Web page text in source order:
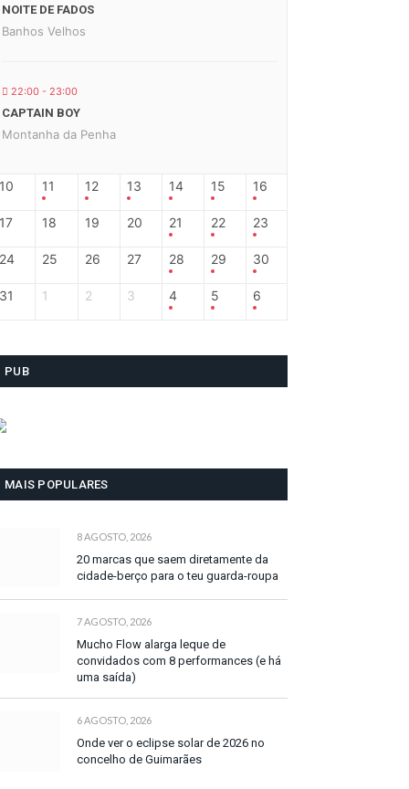
NOITE DE FADOS
Banhos Velhos
22:00 - 23:00
CAPTAIN BOY
Montanha da Penha
10 11 12 13 14 15 16
17 18 19 20 21 22 23
24 25 26 27 28 29 30
31 1 2 3 4 5 6
PUB
MAIS POPULARES
8 AGOSTO, 2026
20 marcas que saem diretamente da
cidade-berço para o teu guarda-roupa
7 AGOSTO, 2026
Mucho Flow alarga leque de
convidados com 8 performances (e há
uma saída)
6 AGOSTO, 2026
Onde ver o eclipse solar de 2026 no
concelho de Guimarães